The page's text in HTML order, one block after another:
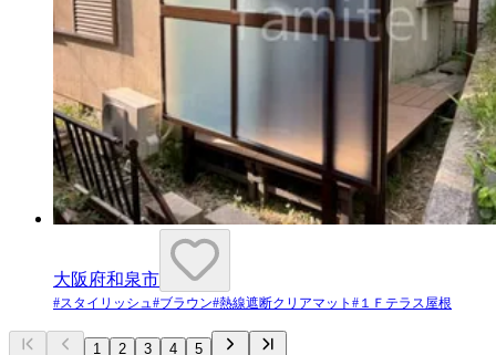
大阪府和泉市
#スタイリッシュ#ブラウン#熱線遮断クリアマット # １Ｆテラス屋根
1 2 3 4 5